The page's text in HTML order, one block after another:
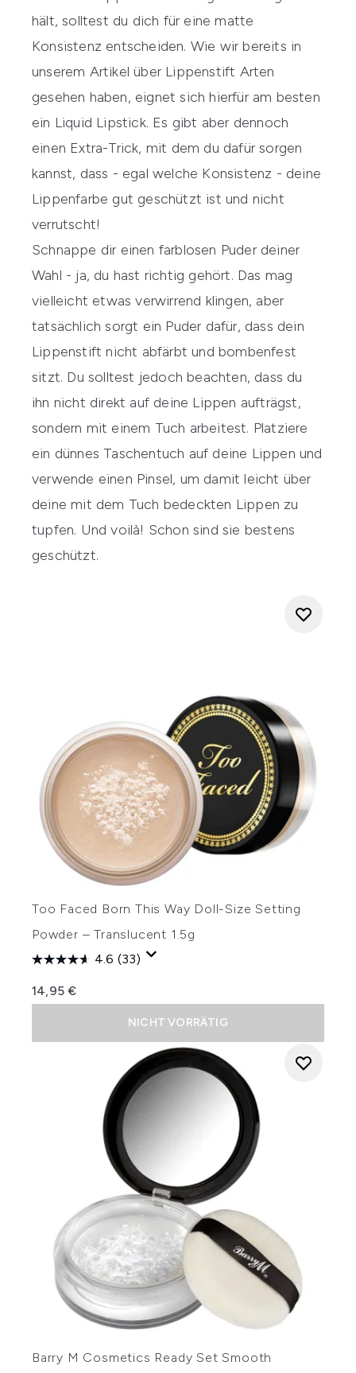
hält, solltest du dich für eine matte
Konsistenz entscheiden. Wie wir bereits in
unserem Artikel über Lippenstift Arten
gesehen haben, eignet sich hierfür am besten
ein Liquid Lipstick. Es gibt aber dennoch
einen Extra-Trick, mit dem du dafür sorgen
kannst, dass - egal welche Konsistenz - deine
Lippenfarbe gut geschützt ist und nicht
verrutscht!
Schnappe dir einen farblosen Puderdeiner
Wahl - ja, du hast richtig gehört. Das mag
vielleicht etwas verwirrend klingen, aber
tatsächlich sorgt ein Puder dafür, dass dein
Lippenstift nicht abfärbt und bombenfest
sitzt. Du solltest jedoch beachten, dass du
ihn nicht direkt auf deine Lippen aufträgst,
sondern mit einem Tuch arbeitest. Platziere
ein dünnes Taschentuch auf deine Lippen und
verwende einen Pinsel, um damit leicht über
deine mit dem Tuch bedeckten Lippen zu
tupfen. Und voilà! Schon sind sie bestens
geschützt.
Too Faced Born This Way Doll-Size Setting
Powder – Translucent 1.5g
4.6 (33)
14,95 €
NICHT VORRÄTIG
Barry M Cosmetics Ready Set Smooth